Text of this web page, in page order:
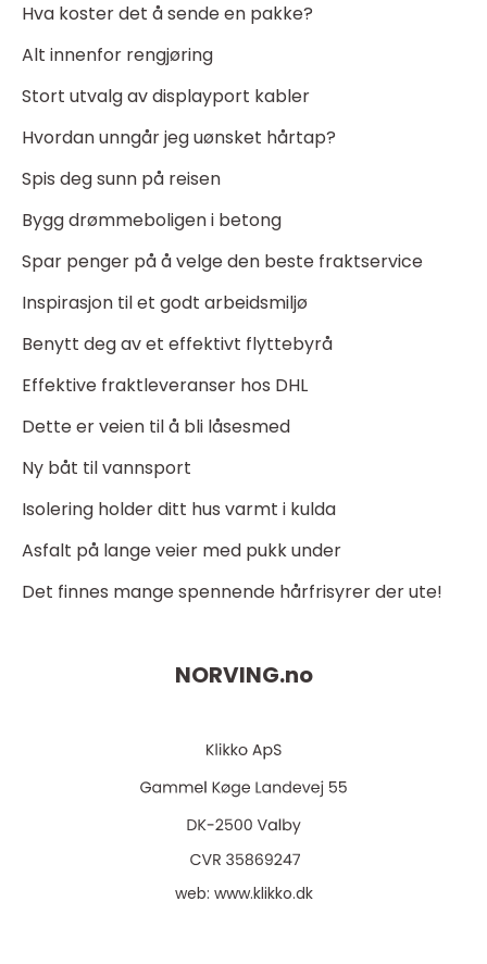
Hva koster det å sende en pakke?
Alt innenfor rengjøring
Stort utvalg av displayport kabler
Hvordan unngår jeg uønsket hårtap?
Spis deg sunn på reisen
Bygg drømmeboligen i betong
Spar penger på å velge den beste fraktservice
Inspirasjon til et godt arbeidsmiljø
Benytt deg av et effektivt flyttebyrå
Effektive fraktleveranser hos DHL
Dette er veien til å bli låsesmed
Ny båt til vannsport
Isolering holder ditt hus varmt i kulda
Asfalt på lange veier med pukk under
Det finnes mange spennende hårfrisyrer der ute!
NORVING.no
web: www.klikko.dk